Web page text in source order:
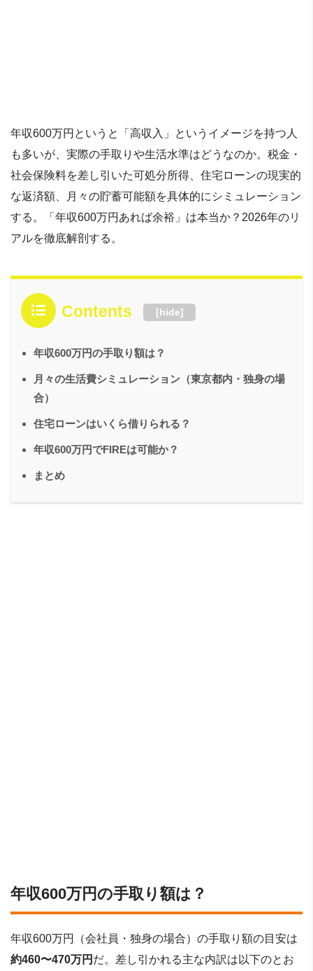
年収600万円というと「高収入」というイメージを持つ人
も多いが、実際の手取りや生活水準はどうなのか。税金・
社会保険料を差し引いた可処分所得、住宅ローンの現実的
な返済額、月々の貯蓄可能額を具体的にシミュレーション
する。「年収600万円あれば余裕」は本当か？2026年のリ
アルを徹底解剖する。
Contents [hide]
年収600万円の手取り額は？
月々の生活費シミュレーション（東京都内・独身の場
合）
住宅ローンはいくら借りられる？
年収600万円でFIREは可能か？
まとめ
年収600万円の手取り額は？
年収600万円（会社員・独身の場合）の手取り額の目安は
約460〜470万円 だ。差し引かれる主な内訳は以下のとお